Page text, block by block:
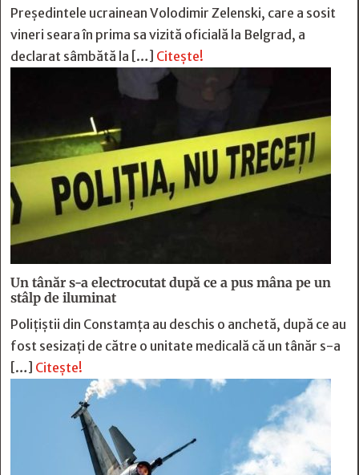
Preşedintele ucrainean Volodimir Zelenski, care a sosit
vineri seara în prima sa vizită oficială la Belgrad, a
declarat sâmbătă la […] Citește!
Un tânăr s-a electrocutat după ce a pus mâna pe un
stâlp de iluminat
Poliţiştii din Constamţa au deschis o anchetă, după ce au
fost sesizaţi de către o unitate medicală că un tânăr s-a
[…] Citește!